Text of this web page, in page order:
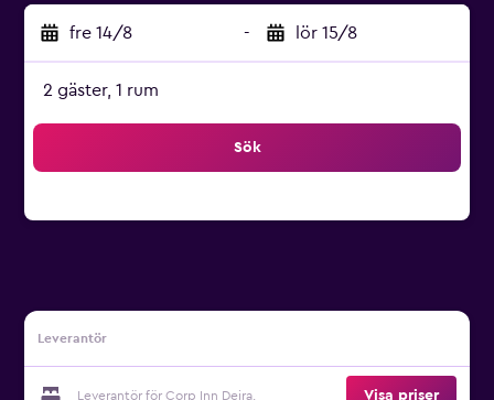
fre 14/8 - lör 15/8
2 gäster, 1 rum
Sök
Leverantör
Leverantör för Corp Inn Deira. Visa priser